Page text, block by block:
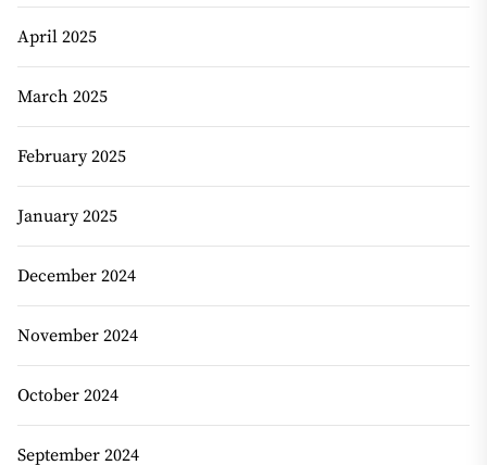
April 2025
March 2025
February 2025
January 2025
December 2024
November 2024
October 2024
September 2024